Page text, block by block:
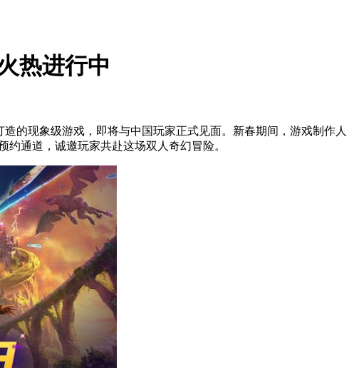
热进行中
的现象级游戏，即将与中国玩家正式见面。新春期间，游戏制作人
约通道，诚邀玩家共赴这场双人奇幻冒险。